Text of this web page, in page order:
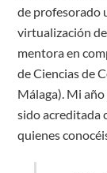
de profesorado
virtualización
mentora en
de Ciencias de
Málaga). Mi
sido acreditada
quienes